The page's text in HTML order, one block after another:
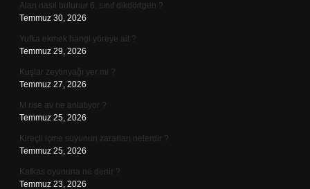
Alan nasıl bulunur 6. sınıf dikdörtgen ?
Temmuz 30, 2026
Yufka ekmek hangi yöreye ait ?
Temmuz 29, 2026
Kuşlar zeytinyağı yer mi ?
Temmuz 27, 2026
M rise av ne anlatıyor ?
Temmuz 25, 2026
Kireçli içme suyunun zararları nelerdir ?
Temmuz 25, 2026
Kafkas oyununa ne denir ?
Temmuz 23, 2026